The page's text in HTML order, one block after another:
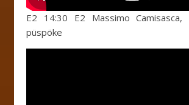
E2 14:30 E2 Massimo Camisasca,
püspöke